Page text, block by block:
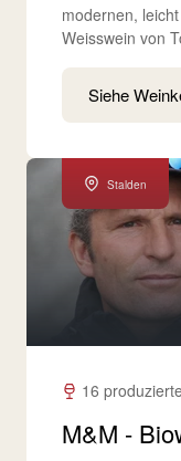
modernen,
Weisswein von
Siehe
Stalden
16
M&M -